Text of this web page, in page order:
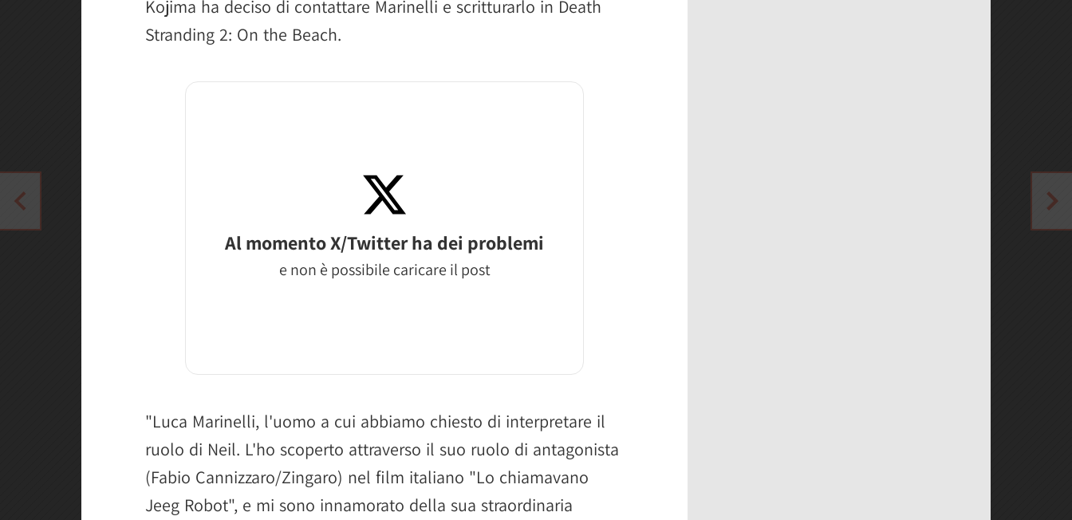
Kojima ha deciso di contattare Marinelli e scritturarlo in Death
Stranding 2: On the Beach.
Al momento X/Twitter ha dei problemi
e non è possibile caricare il post
"Luca Marinelli, l'uomo a cui abbiamo chiesto di interpretare il
ruolo di Neil. L'ho scoperto attraverso il suo ruolo di antagonista
(Fabio Cannizzaro/Zingaro) nel film italiano "Lo chiamavano
Jeeg Robot", e mi sono innamorato della sua straordinaria